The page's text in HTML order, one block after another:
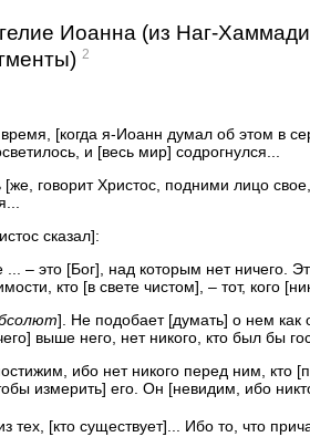
Иоанна (из Наг-
2
[когда я-Иоанн думал об этом в
и [весь мир] содрогнулся...
[же, говорит Христос, подними лицо
сказал]:
... – это [Бог], над которым нет ничего.
кто [в свете чистом], – тот, кого
]. Не подобает [думать] о нем
выше него, нет никого, кто был бы
ибо нет никого перед ним, кто
измерить] его. Он [невидим, ибо
тех, [кто существует]... Ибо то, что